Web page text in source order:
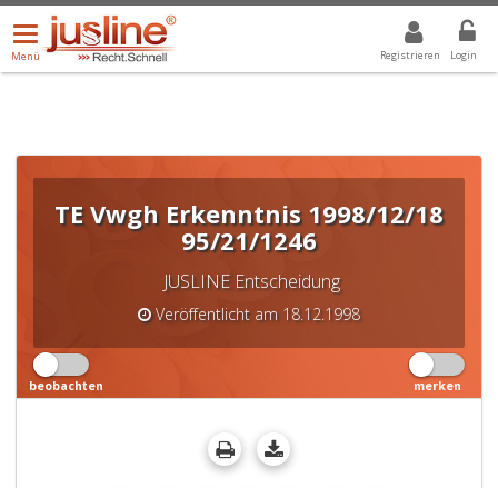
Registrieren Login
Menü
öffnen/schließen
Menü
ALLE DROPDOWN: GEWÄHLTER WERT IST ALLE
TE Vwgh Erkenntnis 1998/12/18
95/21/1246
JUSLINE Entscheidung
Veröffentlicht am 18.12.1998
beobachten merken